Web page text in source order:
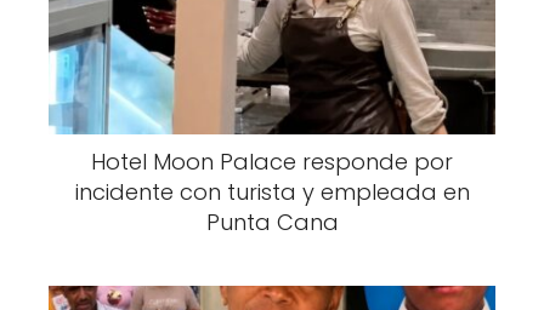
Hotel Moon Palace responde por
incidente con turista y empleada en
Punta Cana